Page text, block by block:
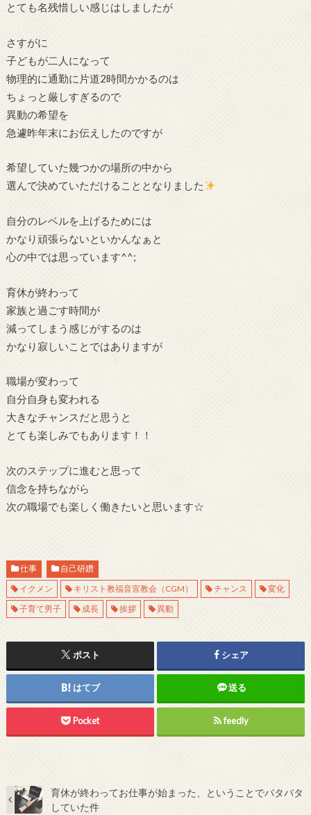
とても名残惜しい感じはしましたが
さすがに
子どもが二人になって
物理的に通勤に片道2時間かかるのは
ちょっと厳しすぎるので
異動の希望を
急遽昨年末にお伝えしたのですが
希望していた幾つかの場所の中から
選んで決めていただけることとなりました
自分のレベルを上げるためには
かなり頑張らないといかんなぁと
心の中では思っています^^;
育休が終わって
家族と過ごす時間が
減ってしまう感じがするのは
かなり寂しいことではありますが
職場が変わって
自分自身も変われる
大きなチャンスだと思うと
とても楽しみでもあります！！
次のステップに進むと思って
信念を持ちながら
次の職場でも楽しく働きたいと思います☆
仕事
自己研鑽
イクメン
キリスト教福音宣教会（CGM） チャンス
変化
子育て男子
成長 挨拶 異動
ポスト シェア
はてブ 送る
Pocket feedly
育休が終わってお仕事が始まった、ということでバタバタ
していた件